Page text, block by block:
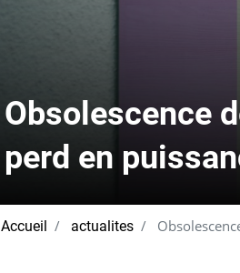
Obsolescence
perd en
Accueil actualites